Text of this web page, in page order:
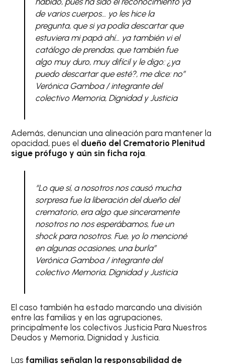
de varios cuerpos… yo les hice la
pregunta, que si ya podía descartar que
estuviera mi papá ahí… ya también vi el
catálogo de prendas, que también fue
algo muy duro, muy difícil y le digo: ¿ya
puedo descartar que esté?, me dice: no”
Verónica Gamboa / integrante del
colectivo Memoria, Dignidad y Justicia
Además, denuncian una alineación para mantener la
opacidad, pues el dueño del Crematorio Plenitud
sigue prófugo y aún sin ficha roja.
“Lo que sí, a nosotros nos causó mucha
sorpresa fue la liberación del dueño del
crematorio, era algo que sinceramente
nosotros no nos esperábamos, fue un
shock para nosotros. Fue, yo lo mencioné
en algunas ocasiones, una burla”
Verónica Gamboa / integrante del
colectivo Memoria, Dignidad y Justicia
El caso también ha estado marcando una división
entre las familias y en las agrupaciones,
principalmente los colectivos Justicia Para Nuestros
Deudos y Memoria, Dignidad y Justicia.
Las familias señalan la responsabilidad de